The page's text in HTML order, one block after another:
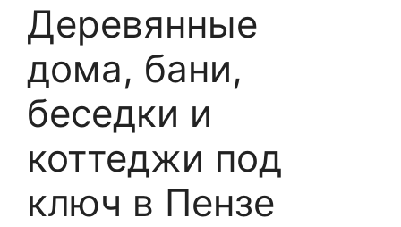
Деревянные
дома, бани,
беседки и
коттеджи под
ключ в Пензе